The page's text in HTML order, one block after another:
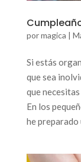
pormagica |
Si estás
que sea
que
En los
he preparado